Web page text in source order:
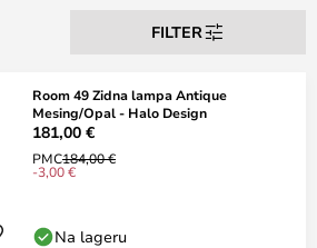
FILTER
Room 49 Zidna lampa Antique
Mesing/Opal - Halo Design
181,00 €
PMC184,00 €
-3,00 €
Na lageru